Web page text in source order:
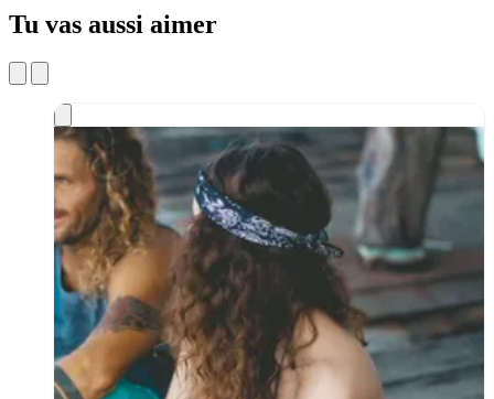
Tu vas aussi aimer